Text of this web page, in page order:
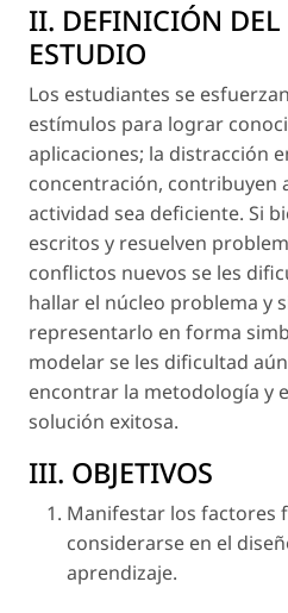
II. DEFINICIÓN DEL
ESTUDIO
Los estudiantes se
estímulos para lograr
aplicaciones; la distracción
concentración, contribuyen
actividad sea deficiente. Si
escritos y resuelven
conflictos nuevos se les
hallar el núcleo problema y
representarlo en forma
modelar se les dificultad
encontrar la metodología y
solución exitosa.
III. OBJETIVOS
Manifestar los factores
considerarse en el
aprendizaje.